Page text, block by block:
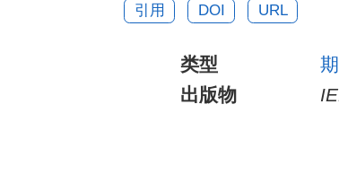
引用 DOI URL
类型
出版物